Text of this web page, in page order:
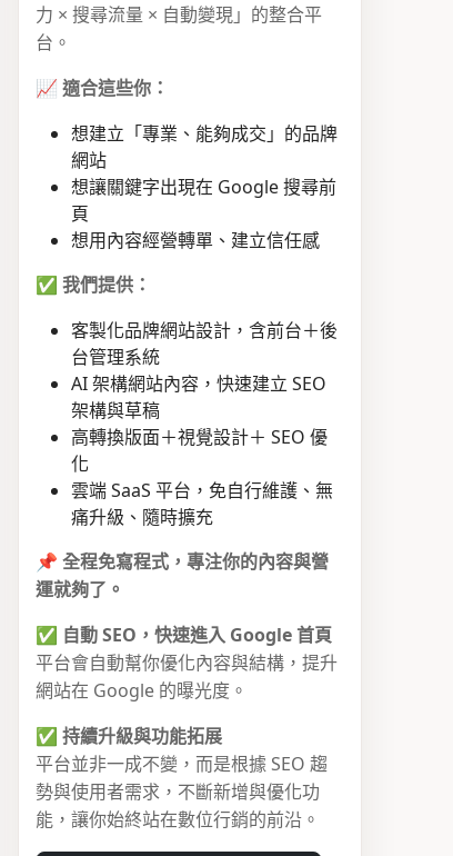
力 × 搜尋流量 × 自動變現」的整合平
台。
📈 適合這些你：
想建立「專業、能夠成交」的品牌
網站
想讓關鍵字出現在 Google 搜尋前
頁
想用內容經營轉單、建立信任感
✅ 我們提供：
客製化品牌網站設計，含前台＋後
台管理系統
AI 架構網站內容，快速建立 SEO
架構與草稿
高轉換版面＋視覺設計＋ SEO 優
化
雲端 SaaS 平台，免自行維護、無
痛升級、隨時擴充
📌 全程免寫程式，專注你的內容與營
運就夠了。
✅ 自動 SEO，快速進入 Google 首頁
平台會自動幫你優化內容與結構，提升
網站在 Google 的曝光度。
✅ 持續升級與功能拓展
平台並非一成不變，而是根據 SEO 趨
勢與使用者需求，不斷新增與優化功
能，讓你始終站在數位行銷的前沿。